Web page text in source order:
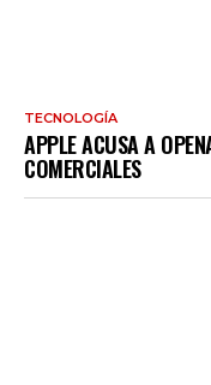
TECNOLOGÍA
APPLE ACUSA A
COMERCIALES